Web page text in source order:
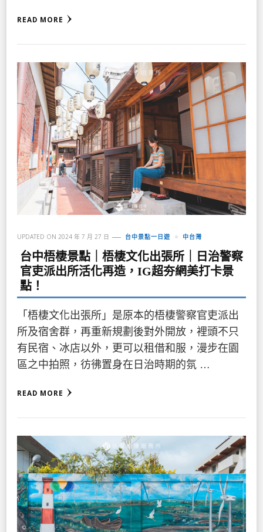
READ MORE
UPDATED ON 2024 年 7 月 27 日 台中景點一日遊 中台灣
台中梧棲景點｜梧棲文化出張所｜日治警察
官吏派出所活化再造，IG超夯網美打卡景
點！
「梧棲文化出張所」是原本的梧棲警察官吏派出
所及宿舍群，再重新規劃後對外開放，裡頭不只
有民宿、冰店以外，更可以租借和服，漫步在園
區之中拍照，彷彿置身在日治時期的氛 …
READ MORE